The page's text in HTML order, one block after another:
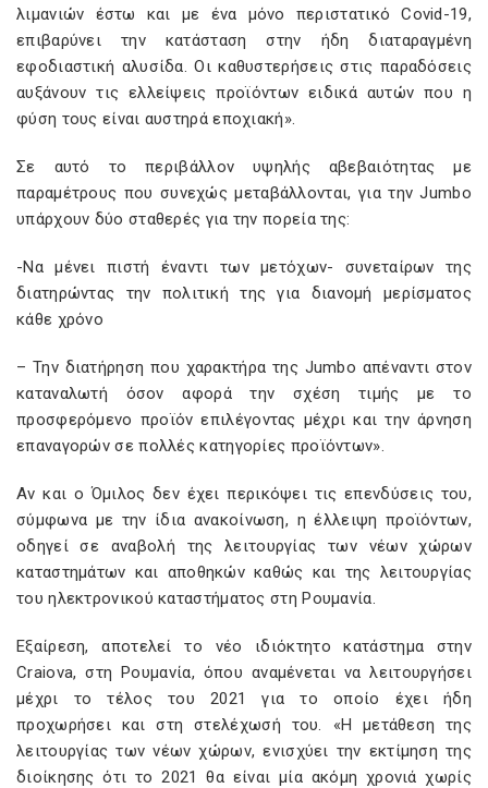
λιμανιών έστω και με ένα μόνο περιστατικό Covid-19,
επιβαρύνει την κατάσταση στην ήδη διαταραγμένη
εφοδιαστική αλυσίδα. Οι καθυστερήσεις στις παραδόσεις
αυξάνουν τις ελλείψεις προϊόντων ειδικά αυτών που η
φύση τους είναι αυστηρά εποχιακή».
Σε αυτό το περιβάλλον υψηλής αβεβαιότητας με
παραμέτρους που συνεχώς μεταβάλλονται, για την Jumbo
υπάρχουν δύο σταθερές για την πορεία της:
-Να μένει πιστή έναντι των μετόχων- συνεταίρων της
διατηρώντας την πολιτική της για διανομή μερίσματος
κάθε χρόνο
– Την διατήρηση που χαρακτήρα της Jumbo απέναντι στον
καταναλωτή όσον αφορά την σχέση τιμής με το
προσφερόμενο προϊόν επιλέγοντας μέχρι και την άρνηση
επαναγορών σε πολλές κατηγορίες προϊόντων».
Αν και ο Όμιλος δεν έχει περικόψει τις επενδύσεις του,
σύμφωνα με την ίδια ανακοίνωση, η έλλειψη προϊόντων,
οδηγεί σε αναβολή της λειτουργίας των νέων χώρων
καταστημάτων και αποθηκών καθώς και της λειτουργίας
του ηλεκτρονικού καταστήματος στη Ρουμανία.
Εξαίρεση, αποτελεί το νέο ιδιόκτητο κατάστημα στην
Craiova, στη Ρουμανία, όπου αναμένεται να λειτουργήσει
μέχρι το τέλος του 2021 για το οποίο έχει ήδη
προχωρήσει και στη στελέχωσή του. «Η μετάθεση της
λειτουργίας των νέων χώρων, ενισχύει την εκτίμηση της
διοίκησης ότι το 2021 θα είναι μία ακόμη χρονιά χωρίς